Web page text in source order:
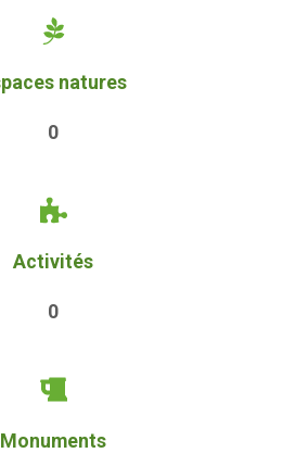
natures
0
Activités
0
Monuments